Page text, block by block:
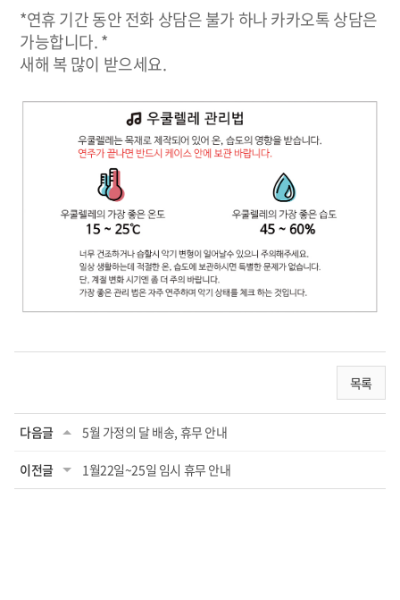
*연휴 기간 동안 전화 상담은 불가 하나 카카오톡 상담은
가능합니다. *
새해 복 많이 받으세요.
목록
다음글 5월 가정의 달 배송, 휴무 안내
이전글 1월22일~25일 임시 휴무 안내